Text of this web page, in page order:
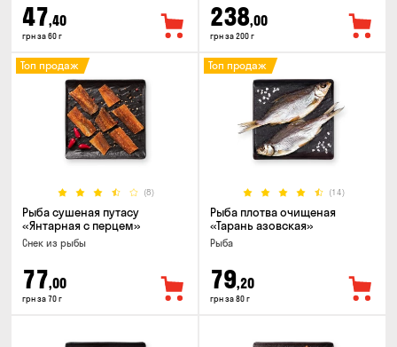
47,40
грн за 60 г
238,00
грн за 200 г
(8)
Топ продаж
Рыба сушеная путасу
«Янтарная с перцем»
Снек из рыбы
77,00
грн за 70 г
(14)
Топ продаж
Рыба плотва очищеная
«Тарань азовская»
Рыба
79,20
грн за 80 г